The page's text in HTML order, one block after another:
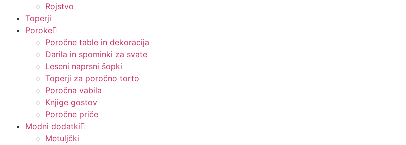
Rojstvo
Toperji
Poroke
Poročne table in dekoracija
Darila in spominki za svate
Leseni naprsni šopki
Toperji za poročno torto
Poročna vabila
Knjige gostov
Poročne priče
Modni dodatki
Metuljčki